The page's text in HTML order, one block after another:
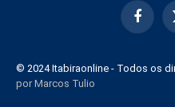
© 2024 Itabiraonline - Todos os
por Marcos Tulio